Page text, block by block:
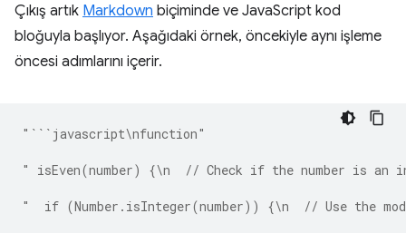
Çıkış artık Markdown biçiminde ve JavaScript kod
bloğuyla başlıyor. Aşağıdaki örnek, öncekiyle aynı işleme
öncesi adımlarını içerir.
"```javascript\nfunction"
" isEven(number) {\n  // Check if the number is an
"  if (Number.isInteger(number)) {\n  // Use the